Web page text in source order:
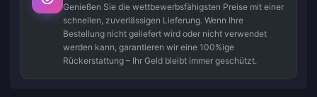
Genießen Sie die wettbewerbsfähigsten Preise mit einer
schnellen, zuverlässigen Lieferung. Wenn Ihre
Bestellung nicht geliefert wird oder nicht verwendet
werden kann, garantieren wir eine 100%ige
Rückerstattung – Ihr Geld bleibt immer geschützt.